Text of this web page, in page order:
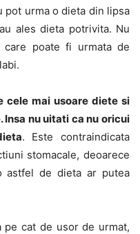
pot urma o dieta din lipsa
ales dieta potrivita. Nu
poate fi urmata de
cele mai usoare diete si
nu uitati ca nu oricui
. Este contraindicata
stomacale, deoarece
astfel de dieta ar putea
cat de usor de urmat,